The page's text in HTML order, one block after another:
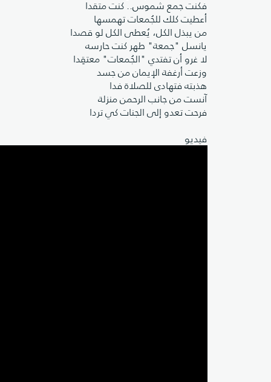
فكنت جمع شموس.. كنت متقدا
أعطيت كلك للجُمعات تهمسها
من يبذل الكل، يُعطى الكل لو قصدا
يانسل "جمعة" طهر كنت حارسه
لا غرو أن تفتدي "الجُمعات" معتقِدا
وزعت أرغفة الإيمان من جسد
هذبته فتهادى للصلاة فدا
آنست من جانب الرحمن منزلة
فرحت تعدو إلى الجنات كي تردا
فيديو